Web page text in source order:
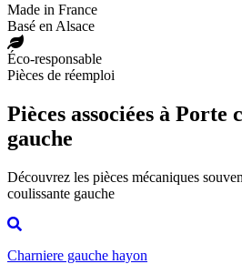
Made in France
Basé en Alsace
Éco-responsable
Pièces de réemploi
Pièces associées à Porte
gauche
Découvrez les pièces mécaniques
coulissante gauche
Charniere gauche hayon